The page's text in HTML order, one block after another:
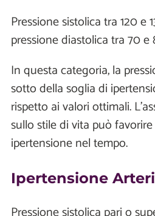
Pressione sistolica tra 120 e
pressione diastolica tra 70 e
In questa categoria, la
sotto della soglia di
rispetto ai valori ottimali.
sullo stile di vita può
ipertensione nel tempo.
Ipertensione